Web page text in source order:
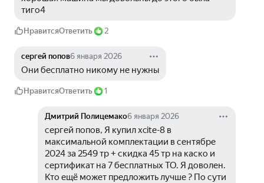
тиго4
НравитсяОтветить 2
сергей попов6 января 2026
Они бесплатно никому не нужны
НравитсяОтветить 1
Дмитрий Полицемако6 января 2026
сергей попов, Я купил xcite-8 в
максимальной комплектации в сентябре
2024 за 2549 тр + скидка 45 тр на каско и
сертификат на 7 бесплатных ТО. Я доволен.
Кто ещё может предложить лучше ? По сути